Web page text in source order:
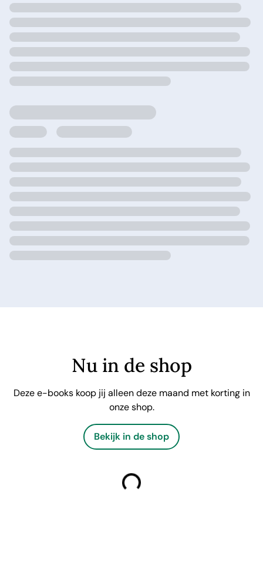
Nu in de shop
Deze e-books koop jij alleen deze maand met korting in
onze shop.
Bekijk in de shop
laden